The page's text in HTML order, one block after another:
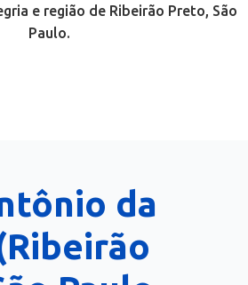
e região de Ribeirão Preto, São
Paulo.
da